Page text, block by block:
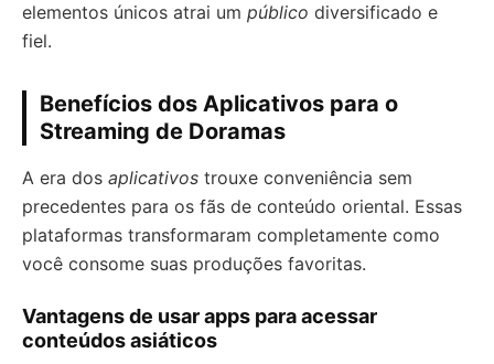
elementos únicos atrai um público diversificado e
fiel.
Benefícios dos Aplicativos para o
Streaming de Doramas
A era dos aplicativos trouxe conveniência sem
precedentes para os fãs de conteúdo oriental. Essas
plataformas transformaram completamente como
você consome suas produções favoritas.
Vantagens de usar apps para acessar
conteúdos asiáticos